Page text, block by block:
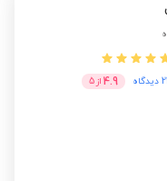
4.9 از 5